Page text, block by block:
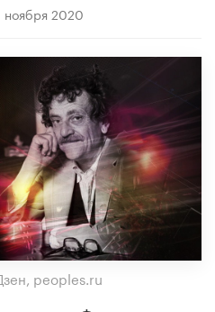
ноября 2020
peoples.ru